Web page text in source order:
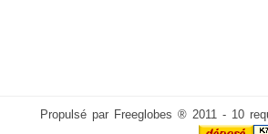
Propulsé par Freeglobes ® 2011 - 10